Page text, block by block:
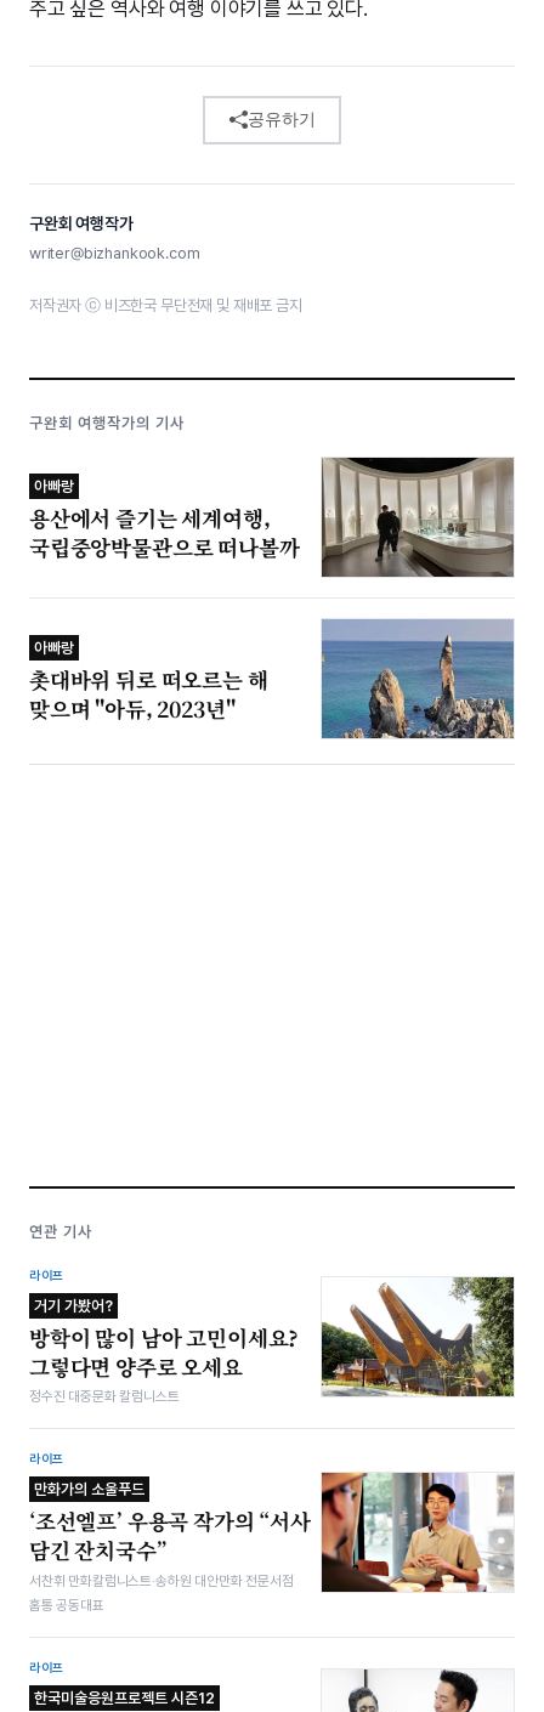
주고 싶은 역사와 여행 이야기를 쓰고 있다.
공유하기
구완회 여행작가
writer@bizhankook.com
저작권자 ⓒ 비즈한국 무단전재 및 재배포 금지
구완회 여행작가의 기사
아빠랑
용산에서 즐기는 세계여행,
국립중앙박물관으로 떠나볼까
아빠랑
촛대바위 뒤로 떠오르는 해
맞으며 "아듀, 2023년"
연관 기사
라이프
거기 가봤어?
방학이 많이 남아 고민이세요?
그렇다면 양주로 오세요
정수진 대중문화 칼럼니스트
라이프
만화가의 소울푸드
‘조선엘프’ 우용곡 작가의 “서사
담긴 잔치국수”
서찬휘 만화칼럼니스트·송하원 대안만화 전문서점
홈통 공동대표
라이프
한국미술응원프로젝트 시즌12